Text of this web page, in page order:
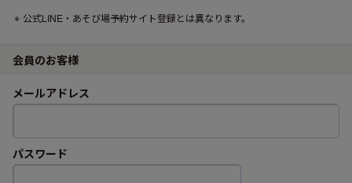
公式LINE・あそび場予約サイト登録とは異なります。
会員のお客様
メールアドレス
パスワード